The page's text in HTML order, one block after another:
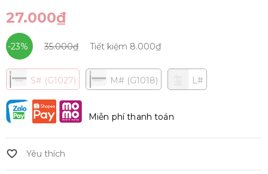
27.000₫
-23% 35.000₫ Tiết kiệm 8.000₫
S# (G1027) M# (G1018) L#
Miễn phí thanh toán